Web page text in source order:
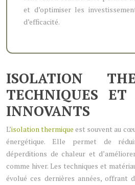
et d’optimiser les
d’efficacité.
ISOLATION
TECHNIQUES
INNOVANTS
L’isolation thermique est souvent au
énergétique. Elle permet de
déperditions de chaleur et
comme hiver. Les techniques et
évolué ces dernières années, offrant